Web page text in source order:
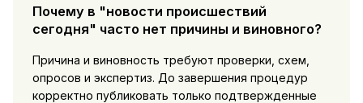
Почему в "новости происшествий
сегодня" часто нет причины и виновного?
Причина и виновность требуют проверки, схем,
опросов и экспертиз. До завершения процедур
корректно публиковать только подтвержденные